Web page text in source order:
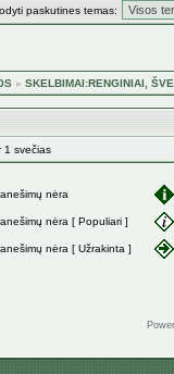
paskutines temas:
» SKELBIMAI:RENGINIAI,
1 svečias
nėra
nėra [ Populiari ]
nėra [ Užrakinta ]